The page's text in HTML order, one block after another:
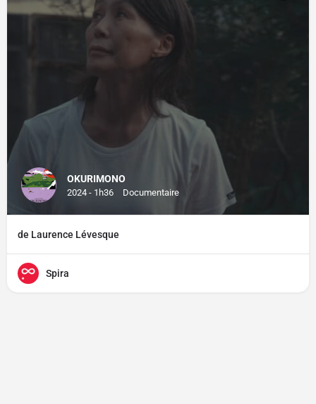
OKURIMONO
2024 - 1h36 Documentaire
de Laurence Lévesque
Spira